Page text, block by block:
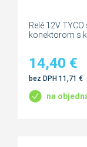
Relé 12V
konektorom s
14,40 €
bez DPH 11,71 €
na